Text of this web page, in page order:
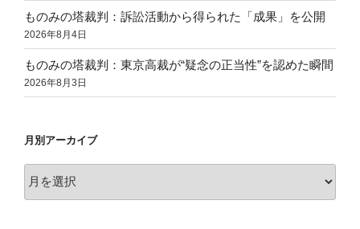
ものみの塔裁判：訴訟活動から得られた「成果」を公開
2026年8月4日
ものみの塔裁判：東京高裁が“疑念の正当性”を認めた瞬間
2026年8月3日
月別アーカイブ
別